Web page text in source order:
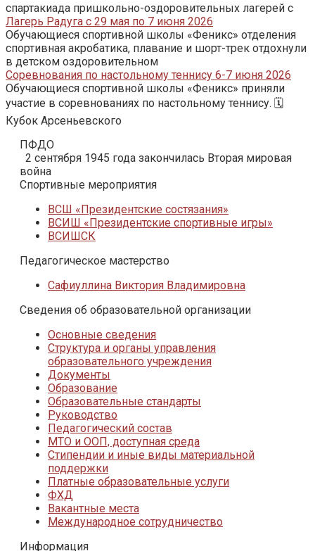
спартакиада пришкольно-оздоровительных лагерей с
Лагерь Радуга с 29 мая по 7 июня 2026
Обучающиеся спортивной школы «Феникс» отделения
спортивная акробатика, плавание и шорт-трек отдохнули
в детском оздоровительном
Соревнования по настольному теннису 6-7 июня 2026
Обучающиеся спортивной школы «Феникс» приняли
участие в соревнованиях по настольному теннису. 🗓️
Кубок Арсеньевского
ПФДО
2 сентября 1945 года закончилась Вторая мировая
война
Спортивные мероприятия
ВСШ «Президентские состязания»
ВСИШ «Президентские спортивные игры»
ВСИШСК
Педагогическое мастерство
Сафиуллина Виктория Владимировна
Сведения об образовательной организации
Основные сведения
Структура и органы управления
образовательного учреждения
Документы
Образование
Образовательные стандарты
Руководство
Педагогический состав
МТО и ООП, доступная среда
Стипендии и иные виды материальной
поддержки
Платные образовательные услуги
ФХД
Вакантные места
Международное сотрудничество
Информация